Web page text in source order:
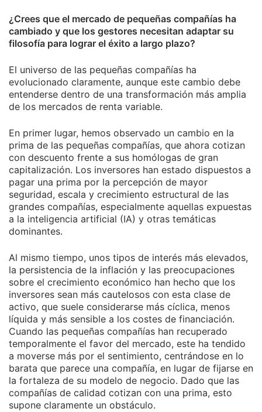
¿Crees que el mercado de pequeñas compañías ha
cambiado y que los gestores necesitan adaptar su
filosofía para lograr el éxito a largo plazo?
El universo de las pequeñas compañías ha
evolucionado claramente, aunque este cambio debe
entenderse dentro de una transformación más amplia
de los mercados de renta variable.
En primer lugar, hemos observado un cambio en la
prima de las pequeñas compañías, que ahora cotizan
con descuento frente a sus homólogas de gran
capitalización. Los inversores han estado dispuestos a
pagar una prima por la percepción de mayor
seguridad, escala y crecimiento estructural de las
grandes compañías, especialmente aquellas expuestas
a la inteligencia artificial (IA) y otras temáticas
dominantes.
Al mismo tiempo, unos tipos de interés más elevados,
la persistencia de la inflación y las preocupaciones
sobre el crecimiento económico han hecho que los
inversores sean más cautelosos con esta clase de
activo, que suele considerarse más cíclica, menos
líquida y más sensible a los costes de financiación.
Cuando las pequeñas compañías han recuperado
temporalmente el favor del mercado, este ha tendido
a moverse más por el sentimiento, centrándose en lo
barata que parece una compañía, en lugar de fijarse en
la fortaleza de su modelo de negocio. Dado que las
compañías de calidad cotizan con una prima, esto
supone claramente un obstáculo.